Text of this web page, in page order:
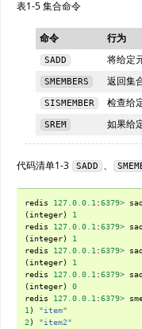
表1-5 集合命令
命令 行为
SADD 将给定
SMEMBERS 返回集
SISMEMBER 检查给
SREM 如果给
代码清单1-3 SADD 、
redis 127.0.0.1 :6379>
(integer) 1
redis
127.0.0.1 :6379>
(integer) 1
redis
127.0.0.1 :6379>
(integer) 1
redis
127.0.0.1 :6379>
(integer) 0
redis
127.0.0.1 :6379>
1 ) "item"
2 ) "item2"